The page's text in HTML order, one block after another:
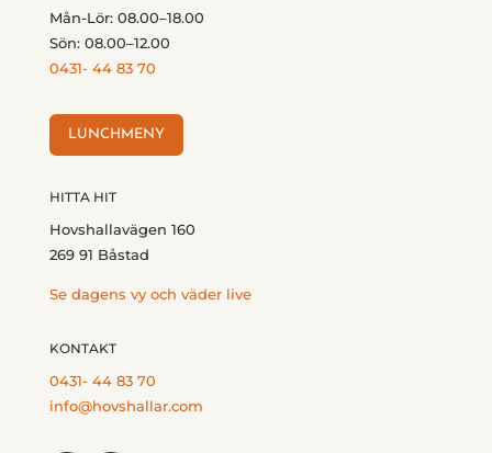
Mån-Lör: 08.00–18.00
Sön: 08.00–12.00
0431- 44 83 70
LUNCHMENY
HITTA HIT
Hovshallavägen 160
269 91 Båstad
Se dagens vy och väder live
KONTAKT
0431- 44 83 70
info@hovshallar.com